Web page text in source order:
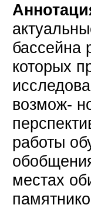
бассейна
которых
возмож-
работы
местах